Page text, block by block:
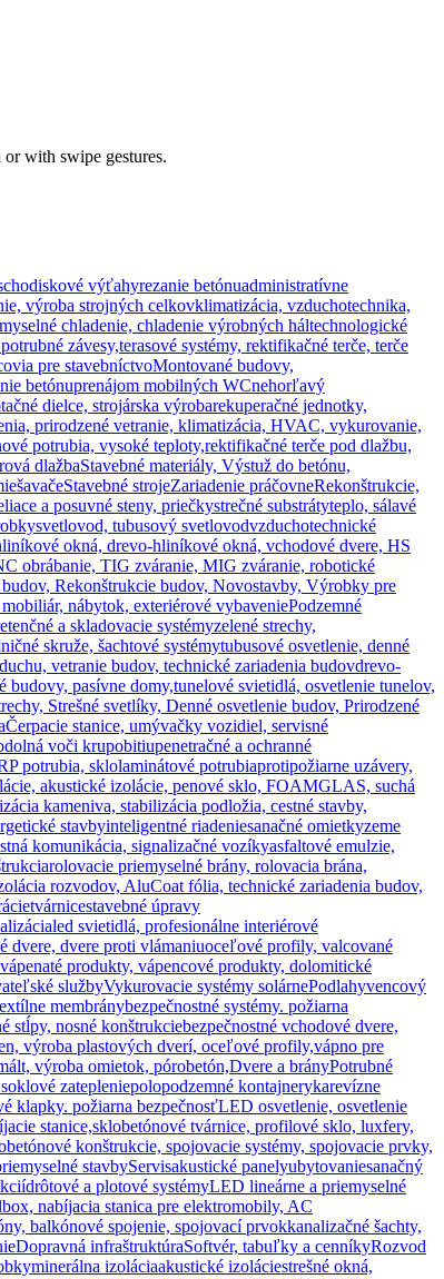
with swipe gestures.
výťahyrezanie betónuadministratívne
výroba strojných celkovklimatizácia, vzduchotechnika,
chladenie, chladenie výrobných háltechnologické
závesy,terasové systémy, rektifikačné terče, terče
pre stavebníctvoMontované budovy,
betónuprenájom mobilných WCnehorľavý
dielce, strojárska výrobarekuperačné jednotky,
prirodzené vetranie, klimatizácia, HVAC, vykurovanie,
potrubia, vysoké teploty,rektifikačné terče pod dlažbu,
dlažbaStavebné materiály, Výstuž do betónu,
Stavebné strojeZariadenie práčovneRekonštrukcie,
a posuvné steny, priečkystrečné substrátyteplo, sálavé
svetlovod, tubusový svetlovodvzduchotechnické
okná, drevo-hliníkové okná, vchodové dvere, HS
obrábanie, TIG zváranie, MIG zváranie, robotické
Rekonštrukcie budov, Novostavby, Výrobky pre
nábytok, exteriérové vybaveniePodzemné
a skladovacie systémyzelené strechy,
skruže, šachtové systémytubusové osvetlenie, denné
vetranie budov, technické zariadenia budovdrevo-
budovy, pasívne domy,tunelové svietidlá, osvetlenie tunelov,
Strešné svetlíky, Denné osvetlenie budov, Prirodzené
Čerpacie stanice, umývačky vozidiel, servisné
voči krupobitiupenetračné a ochranné
potrubia, sklolaminátové potrubiaprotipožiarne uzávery,
akustické izolácie, penové sklo, FOAMGLAS, suchá
kameniva, stabilizácia podložia, cestné stavby,
stavbyinteligentné riadeniesanačné omietkyzeme
komunikácia, signalizačné vozíkyasfaltové emulzie,
rolovacie priemyselné brány, rolovacia brána,
rozvodov, AluCoat fólia, technické zariadenia budov,
tvárnicestavebné úpravy
led svietidlá, profesionálne interiérové
dvere, dvere proti vlámaniuoceľové profily, valcované
produkty, vápencové produkty, dolomitické
službyVykurovacie systémy solárnePodlahyvencový
membránybezpečnostné systémy. požiarna
stĺpy, nosné konštrukciebezpečnostné vchodové dvere,
výroba plastových dverí, oceľové profily,vápno pre
výroba omietok, pórobetón,Dvere a brányPotrubné
zatepleniepolopodzemné kontajnerykarevízne
klapky. požiarna bezpečnosťLED osvetlenie, osvetlenie
stanice,sklobetónové tvárnice, profilové sklo, luxfery,
konštrukcie, spojovacie systémy, spojovacie prvky,
stavbyServisakustické panelyubytovaniesanačný
drôtové a plotové systémyLED lineárne a priemyselné
nabíjacia stanica pre elektromobily, AC
balkónové spojenie, spojovací prvokkanalizačné šachty,
Dopravná infraštruktúraSoftvér, tabuľky a cenníkyRozvod
minerálna izoláciaakustické izoláciestrešné okná,